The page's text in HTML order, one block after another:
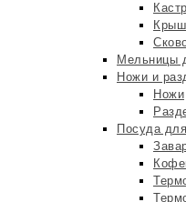
Мельницы
Ножи и
Ножи
Посуда